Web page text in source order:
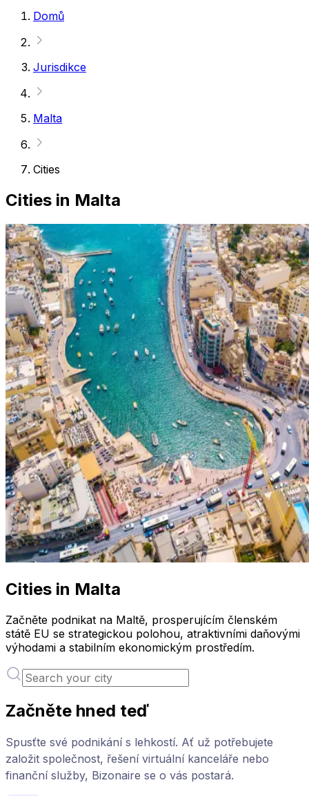
Domů
Jurisdikce
Malta
Cities
Cities in Malta
Cities in Malta
Začněte podnikat na Maltě, prosperujícím členském
státě EU se strategickou polohou, atraktivními daňovými
výhodami a stabilním ekonomickým prostředím.
Začněte hned teď
Spusťte své podnikání s lehkostí. Ať už potřebujete
založit společnost, řešení virtuální kanceláře nebo
finanční služby, Bizonaire se o vás postará.